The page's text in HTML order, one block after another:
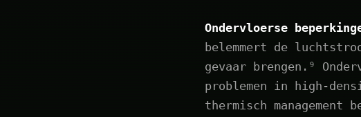
Ondervloerse
belemmert de
gevaar brengen.⁹
problemen in high-
thermisch